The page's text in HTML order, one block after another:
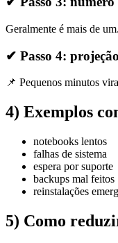
Geralmente é mais de um.
✔ Passo 4:
📌 Pequenos minutos
4) Exemplos
notebooks lentos
falhas de sistema
espera por suporte
backups mal feitos
reinstalações
5) Como